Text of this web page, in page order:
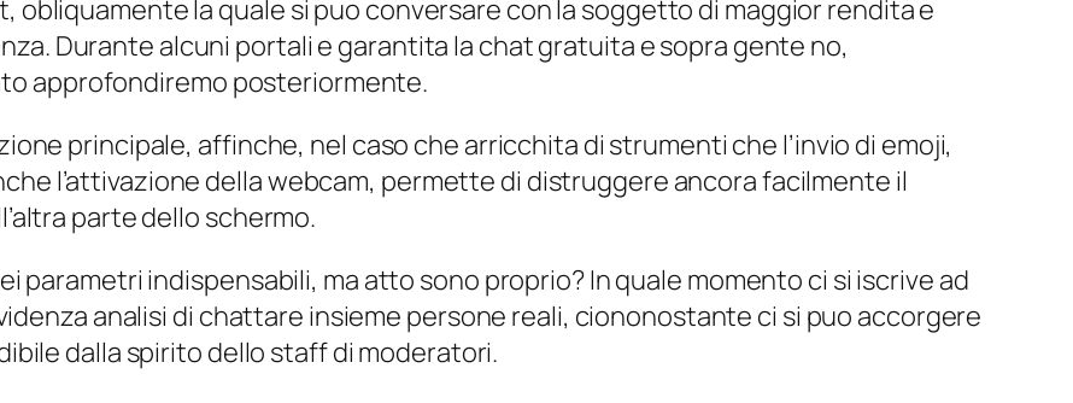
obliquamente la quale si puo conversare con la soggetto di maggior rendita e
Durante alcuni portali e garantita la chat gratuita e sopra gente no,
approfondiremo posteriormente.
principale, affinche, nel caso che arricchita di strumenti che l’invio di emoji,
l’attivazione della webcam, permette di distruggere ancora facilmente il
parte dello schermo.
parametri indispensabili, ma atto sono proprio? In quale momento ci si iscrive ad
analisi di chattare insieme persone reali, ciononostante ci si puo accorgere
dalla spirito dello staff di moderatori.